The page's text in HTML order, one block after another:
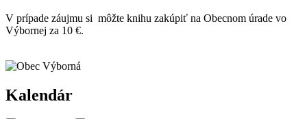
V prípade záujmu si môžte knihu zakúpiť na Obecnom úrade vo
Výbornej za 10 €.
Kalendár